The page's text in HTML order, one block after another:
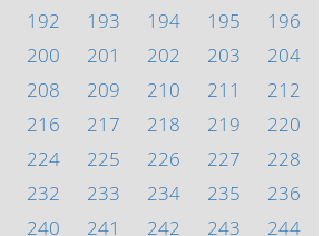
192 193 194 195
196
200 201 202 203
204
208 209 210 211
212
216 217 218 219
220
224 225 226 227
228
232 233 234 235
236
240 241 242 243
244